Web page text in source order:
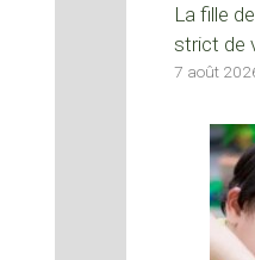
La fille
strict de
7 août